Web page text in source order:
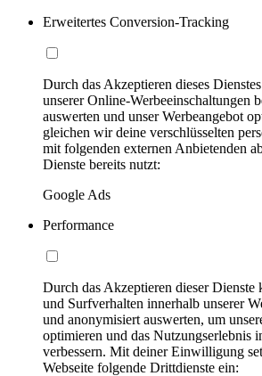
Erweitertes Conversion-Tracking
Durch das Akzeptieren dieses
unserer Online-Werbeeinschaltungen
auswerten und unser Werbeangebot
gleichen wir deine verschlüsselten
mit folgenden externen Anbietenden
Dienste bereits nutzt:
Google Ads
Performance
Durch das Akzeptieren dieser
und Surfverhalten innerhalb unserer
und anonymisiert auswerten, um
optimieren und das Nutzungserlebnis
verbessern. Mit deiner Einwilligung
Webseite folgende Drittdienste ein: